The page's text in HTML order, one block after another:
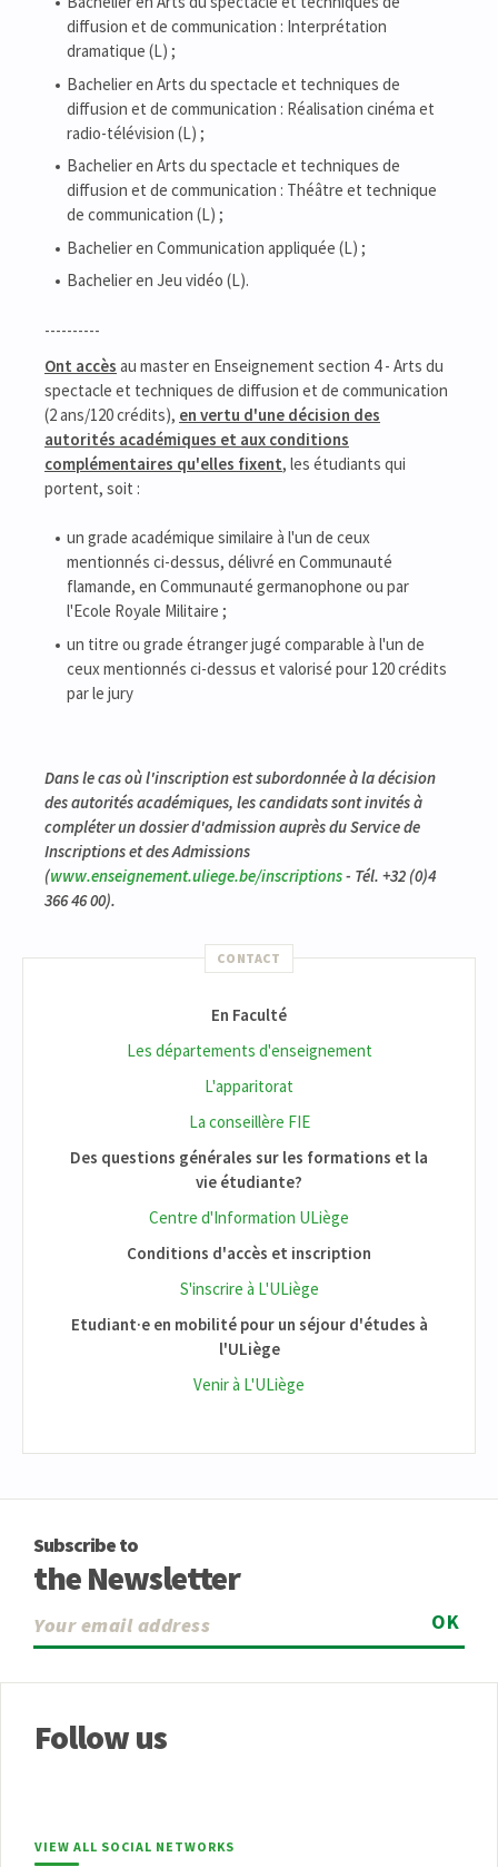
diffusion et de communication : Interprétation
dramatique (L) ;
Bachelier en Arts du spectacle et techniques de
diffusion et de communication : Réalisation cinéma et
radio-télévision (L) ;
Bachelier en Arts du spectacle et techniques de
diffusion et de communication : Théâtre et technique
de communication (L) ;
Bachelier en Communication appliquée (L) ;
Bachelier en Jeu vidéo (L).
----------
Ont accès au master en Enseignement section 4 - Arts du
spectacle et techniques de diffusion et de communication
(2 ans/120 crédits), en vertu d'une décision des
autorités académiques et aux conditions
complémentaires qu'elles fixent, les étudiants qui
portent, soit :
un grade académique similaire à l'un de ceux
mentionnés ci-dessus, délivré en Communauté
flamande, en Communauté germanophone ou par
l'Ecole Royale Militaire ;
un titre ou grade étranger jugé comparable à l'un de
ceux mentionnés ci-dessus et valorisé pour 120 crédits
par le jury
Dans le cas où l'inscription est subordonnée à la décision
des autorités académiques, les candidats sont invités à
compléter un dossier d'admission auprès du Service de
Inscriptions et des Admissions
(www.enseignement.uliege.be/inscriptions- Tél. +32 (0)4
366 46 00).
CONTACT
En Faculté
Les départements d'enseignement
L'apparitorat
La conseillère FIE
Des questions générales sur les formations et la
vie étudiante?
Centre d'Information ULiège
Conditions d'accès et inscription
S'inscrire à L'ULiège
Etudiant·e en mobilité pour un séjour d'études à
l'ULiège
Venir à L'ULiège
Subscribe to
the Newsletter
OK
Follow us
VIEW ALL SOCIAL NETWORKS